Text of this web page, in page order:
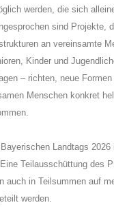
werden, die sich
sind Projekte,
an vereinsamte
Kinder und
– richten, neue
Menschen konkret
Landtags
Teilausschüttung des
auch in Teil­summen auf
werden.